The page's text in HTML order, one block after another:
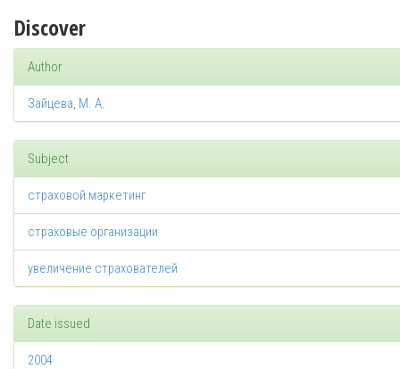
Discover
Author
Зайцева, М. А.
Subject
страховой маркетинг
страховые организации
увеличение страхователей
Date issued
2004